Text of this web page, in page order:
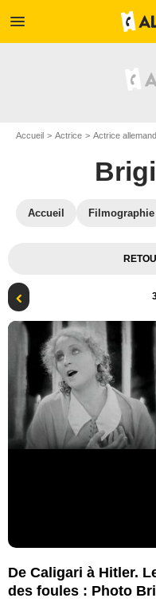
menu
Accueil Actrice Actrice
Accueil Filmographie
De Caligari à Hitler.
des foules : Photo